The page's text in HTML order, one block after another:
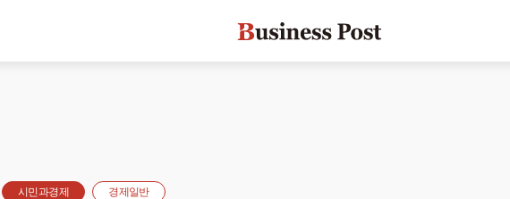
시민과경제 경제일반